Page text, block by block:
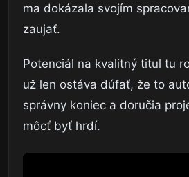
ma dokázala svojím
zaujať.
Potenciál na kvalitný titul tu
už len ostáva dúfať, že to
správny koniec a doručia
môcť byť hrdí.